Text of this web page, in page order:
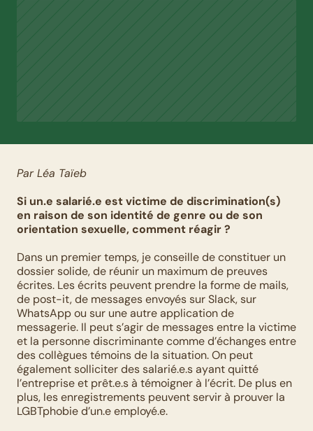
Par Léa Taïeb
Si un.e salarié.e est victime de discrimination(s)
en raison de son identité de genre ou de son
orientation sexuelle, comment réagir ?
Dans un premier temps, je conseille de constituer un
dossier solide, de réunir un maximum de preuves
écrites. Les écrits peuvent prendre la forme de mails,
de post-it, de messages envoyés sur Slack, sur
WhatsApp ou sur une autre application de
messagerie. Il peut s’agir de messages entre la victime
et la personne discriminante comme d’échanges entre
des collègues témoins de la situation. On peut
également solliciter des salarié.e.s ayant quitté
l’entreprise et prêt.e.s à témoigner à l’écrit. De plus en
plus, les enregistrements peuvent servir à prouver la
LGBTphobie d’un.e employé.e.